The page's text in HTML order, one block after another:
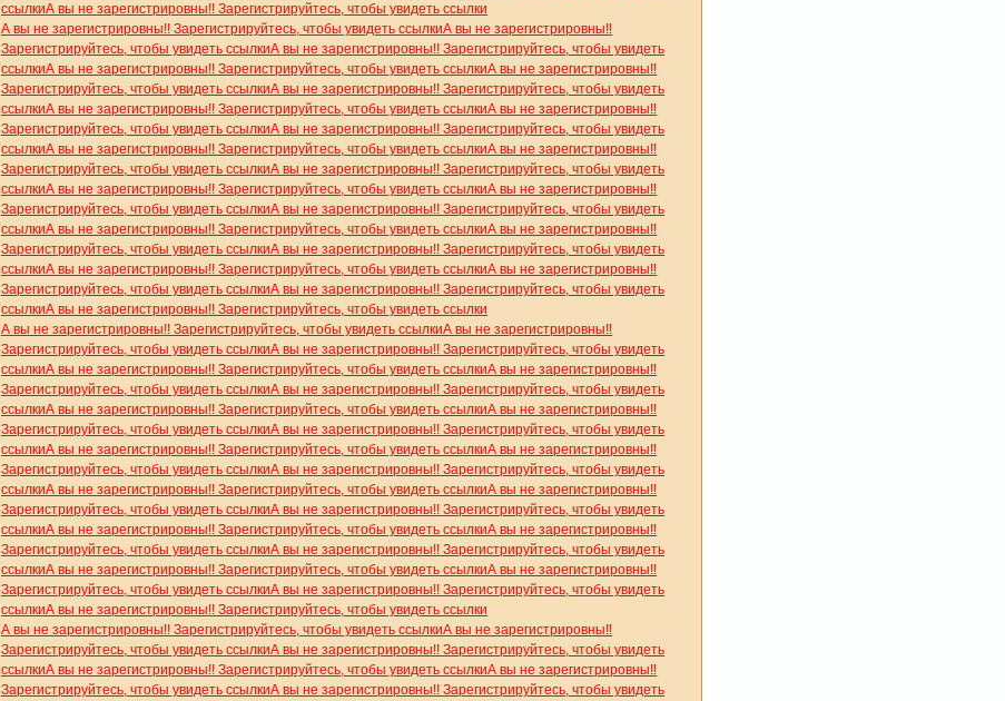
ссылкиА вы не зарегистрировны!! Зарегистрируйтесь, чтобы увидеть ссылки
А вы не зарегистрировны!! Зарегистрируйтесь, чтобы увидеть ссылкиА вы не зарегистрировны!!
Зарегистрируйтесь, чтобы увидеть ссылкиА вы не зарегистрировны!! Зарегистрируйтесь, чтобы увидеть
ссылкиА вы не зарегистрировны!! Зарегистрируйтесь, чтобы увидеть ссылкиА вы не зарегистрировны!!
Зарегистрируйтесь, чтобы увидеть ссылкиА вы не зарегистрировны!! Зарегистрируйтесь, чтобы увидеть
ссылкиА вы не зарегистрировны!! Зарегистрируйтесь, чтобы увидеть ссылкиА вы не зарегистрировны!!
Зарегистрируйтесь, чтобы увидеть ссылкиА вы не зарегистрировны!! Зарегистрируйтесь, чтобы увидеть
ссылкиА вы не зарегистрировны!! Зарегистрируйтесь, чтобы увидеть ссылкиА вы не зарегистрировны!!
Зарегистрируйтесь, чтобы увидеть ссылкиА вы не зарегистрировны!! Зарегистрируйтесь, чтобы увидеть
ссылкиА вы не зарегистрировны!! Зарегистрируйтесь, чтобы увидеть ссылкиА вы не зарегистрировны!!
Зарегистрируйтесь, чтобы увидеть ссылкиА вы не зарегистрировны!! Зарегистрируйтесь, чтобы увидеть
ссылкиА вы не зарегистрировны!! Зарегистрируйтесь, чтобы увидеть ссылкиА вы не зарегистрировны!!
Зарегистрируйтесь, чтобы увидеть ссылкиА вы не зарегистрировны!! Зарегистрируйтесь, чтобы увидеть
ссылкиА вы не зарегистрировны!! Зарегистрируйтесь, чтобы увидеть ссылкиА вы не зарегистрировны!!
Зарегистрируйтесь, чтобы увидеть ссылкиА вы не зарегистрировны!! Зарегистрируйтесь, чтобы увидеть
ссылкиА вы не зарегистрировны!! Зарегистрируйтесь, чтобы увидеть ссылки
А вы не зарегистрировны!! Зарегистрируйтесь, чтобы увидеть ссылкиА вы не зарегистрировны!!
Зарегистрируйтесь, чтобы увидеть ссылкиА вы не зарегистрировны!! Зарегистрируйтесь, чтобы увидеть
ссылкиА вы не зарегистрировны!! Зарегистрируйтесь, чтобы увидеть ссылкиА вы не зарегистрировны!!
Зарегистрируйтесь, чтобы увидеть ссылкиА вы не зарегистрировны!! Зарегистрируйтесь, чтобы увидеть
ссылкиА вы не зарегистрировны!! Зарегистрируйтесь, чтобы увидеть ссылкиА вы не зарегистрировны!!
Зарегистрируйтесь, чтобы увидеть ссылкиА вы не зарегистрировны!! Зарегистрируйтесь, чтобы увидеть
ссылкиА вы не зарегистрировны!! Зарегистрируйтесь, чтобы увидеть ссылкиА вы не зарегистрировны!!
Зарегистрируйтесь, чтобы увидеть ссылкиА вы не зарегистрировны!! Зарегистрируйтесь, чтобы увидеть
ссылкиА вы не зарегистрировны!! Зарегистрируйтесь, чтобы увидеть ссылкиА вы не зарегистрировны!!
Зарегистрируйтесь, чтобы увидеть ссылкиА вы не зарегистрировны!! Зарегистрируйтесь, чтобы увидеть
ссылкиА вы не зарегистрировны!! Зарегистрируйтесь, чтобы увидеть ссылкиА вы не зарегистрировны!!
Зарегистрируйтесь, чтобы увидеть ссылкиА вы не зарегистрировны!! Зарегистрируйтесь, чтобы увидеть
ссылкиА вы не зарегистрировны!! Зарегистрируйтесь, чтобы увидеть ссылкиА вы не зарегистрировны!!
Зарегистрируйтесь, чтобы увидеть ссылкиА вы не зарегистрировны!! Зарегистрируйтесь, чтобы увидеть
ссылкиА вы не зарегистрировны!! Зарегистрируйтесь, чтобы увидеть ссылки
А вы не зарегистрировны!! Зарегистрируйтесь, чтобы увидеть ссылкиА вы не зарегистрировны!!
Зарегистрируйтесь, чтобы увидеть ссылкиА вы не зарегистрировны!! Зарегистрируйтесь, чтобы увидеть
ссылкиА вы не зарегистрировны!! Зарегистрируйтесь, чтобы увидеть ссылкиА вы не зарегистрировны!!
Зарегистрируйтесь, чтобы увидеть ссылкиА вы не зарегистрировны!! Зарегистрируйтесь, чтобы увидеть